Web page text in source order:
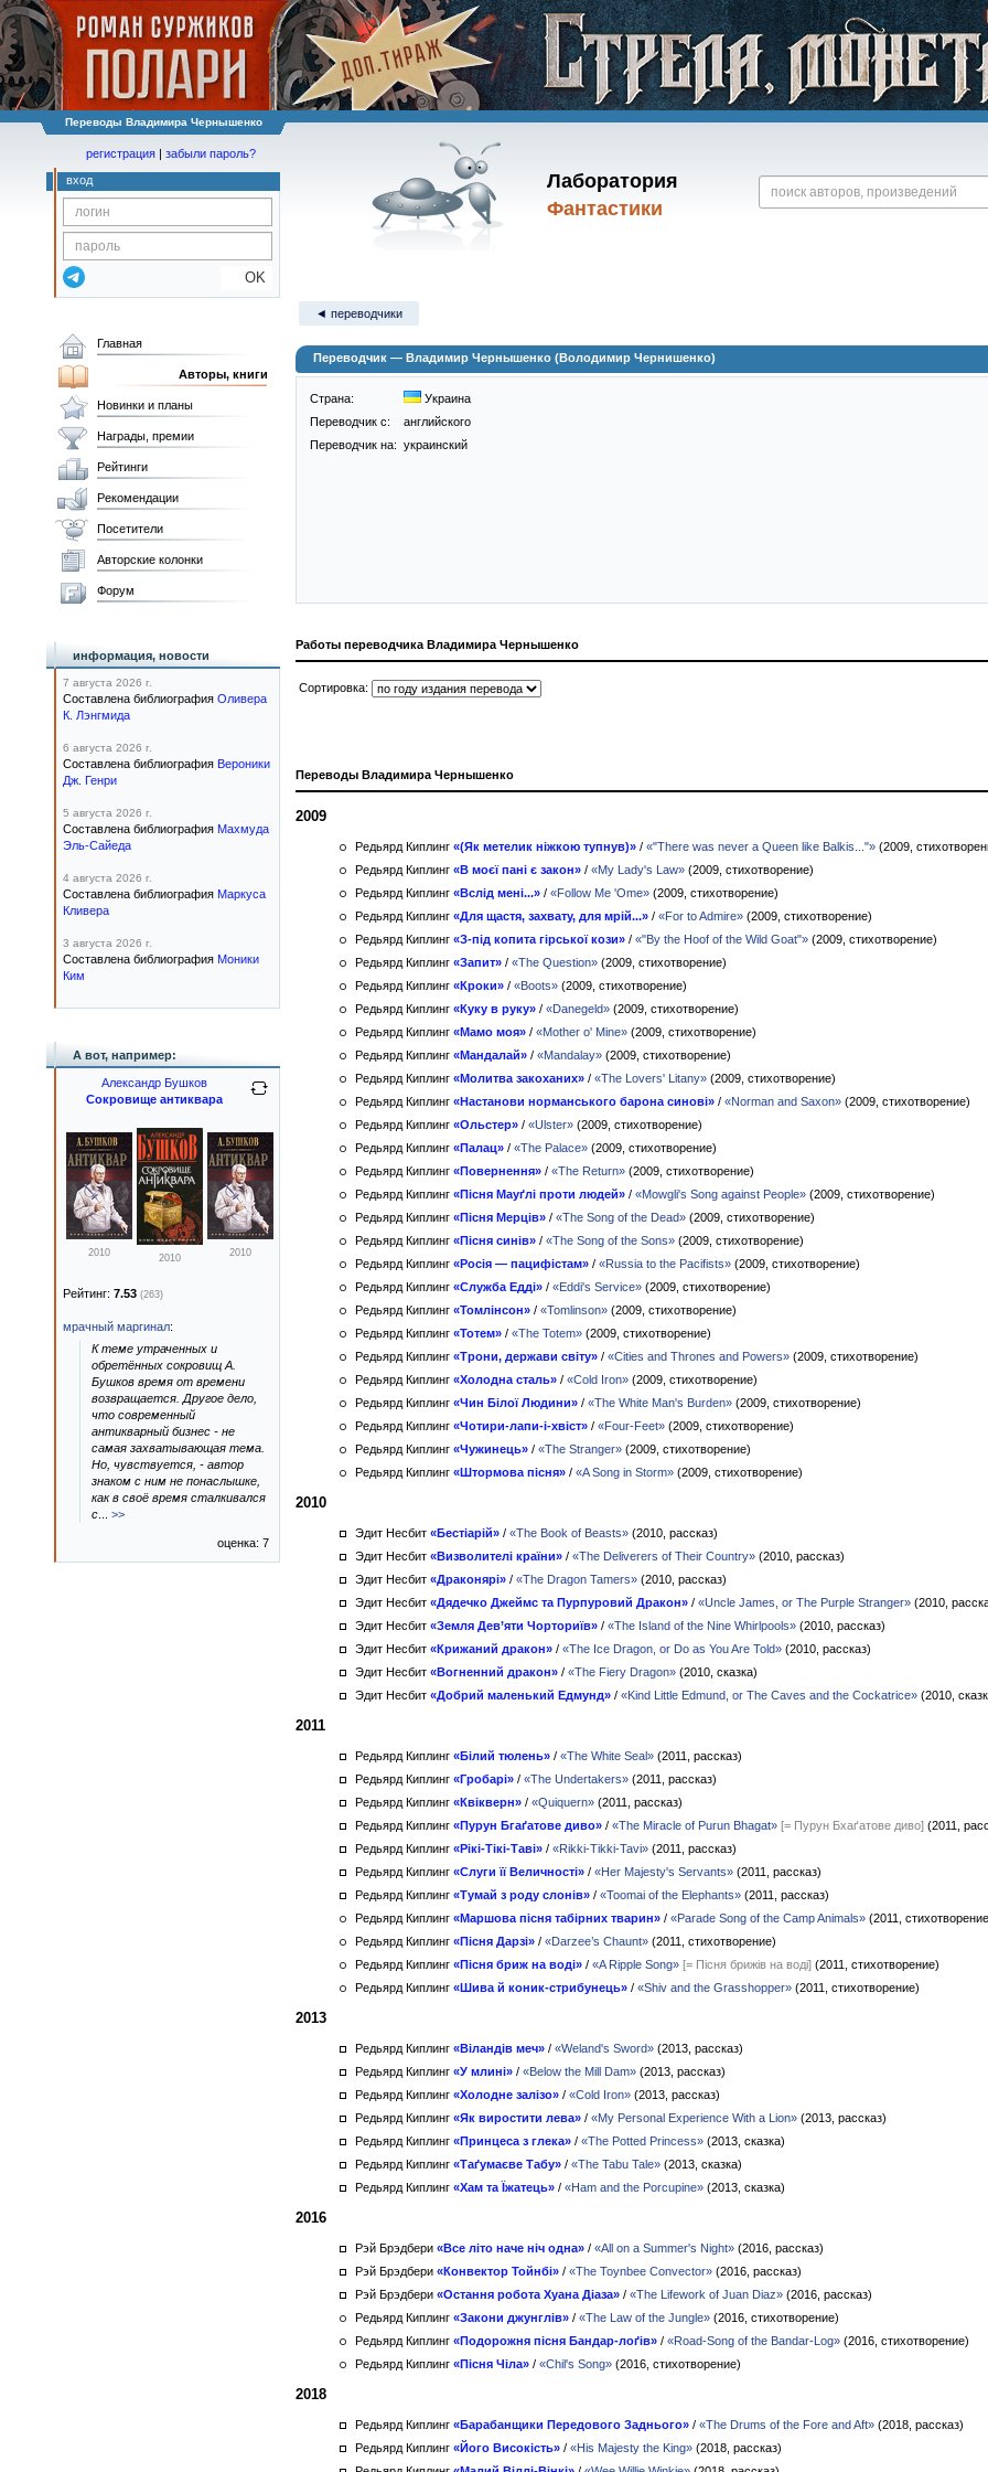
Переводы Владимира Чернышенко
Лаборатория
Фантастики
регистрация | забыли пароль?
вход
OK
◄ переводчики
Переводчик — Владимир Чернышенко (Володимир Чернишенко)
Страна:
Украина
Переводчик c:
английского
Переводчик на: украинский
Работы переводчика Владимира Чернышенко
Сортировка:
Переводы Владимира Чернышенко
2009
Редьярд Киплинг «(Як метелик ніжкою тупнув)» / «"There was never a Queen like Balkis..."» (2009,
Редьярд Киплинг «В моєї пані є закон» / «My Lady's Law» (2009, стихотворение)
Редьярд Киплинг «Вслід мені...» / «Follow Me 'Ome» (2009, стихотворение)
Редьярд Киплинг «Для щастя, захвату, для мрій...» / «For to Admire» (2009, стихотворение)
Редьярд Киплинг «З-під копита гірської кози» / «"By the Hoof of the Wild Goat"» (2009, стихотворение)
Редьярд Киплинг «Запит» / «The Question» (2009, стихотворение)
Редьярд Киплинг «Кроки» / «Boots» (2009, стихотворение)
Редьярд Киплинг «Куку в руку» / «Danegeld» (2009, стихотворение)
Редьярд Киплинг «Мамо моя» / «Mother o' Mine» (2009, стихотворение)
Редьярд Киплинг «Мандалай» / «Mandalay» (2009, стихотворение)
Редьярд Киплинг «Молитва закоханих» / «The Lovers' Litany» (2009, стихотворение)
Редьярд Киплинг «Настанови норманського барона синові» / «Norman and Saxon» (2009, стихотворение)
Редьярд Киплинг «Ольстер» / «Ulster» (2009, стихотворение)
Редьярд Киплинг «Палац» / «The Palace» (2009, стихотворение)
Редьярд Киплинг «Повернення» / «The Return» (2009, стихотворение)
Редьярд Киплинг «Пісня Мауґлі проти людей» / «Mowgli's Song against People» (2009, стихотворение)
Редьярд Киплинг «Пісня Мерців» / «The Song of the Dead» (2009, стихотворение)
Редьярд Киплинг «Пісня синів» / «The Song of the Sons» (2009, стихотворение)
Редьярд Киплинг «Росія — пацифістам» / «Russia to the Pacifists» (2009, стихотворение)
Редьярд Киплинг «Служба Едді» / «Eddi's Service» (2009, стихотворение)
Редьярд Киплинг «Томлінсон» / «Tomlinson» (2009, стихотворение)
Редьярд Киплинг «Тотем» / «The Totem» (2009, стихотворение)
Редьярд Киплинг «Трони, держави світу» / «Cities and Thrones and Powers» (2009, стихотворение)
Редьярд Киплинг «Холодна сталь» / «Cold Iron» (2009, стихотворение)
Редьярд Киплинг «Чин Білої Людини» / «The White Man's Burden» (2009, стихотворение)
Редьярд Киплинг «Чотири-лапи-і-хвіст» / «Four-Feet» (2009, стихотворение)
Редьярд Киплинг «Чужинець» / «The Stranger» (2009, стихотворение)
Редьярд Киплинг «Штормова пісня» / «A Song in Storm» (2009, стихотворение)
2010
Эдит Несбит «Бестіарій» / «The Book of Beasts» (2010, рассказ)
Эдит Несбит «Визволителі країни» / «The Deliverers of Their Country» (2010, рассказ)
Эдит Несбит «Драконярі» / «The Dragon Tamers» (2010, рассказ)
Эдит Несбит «Дядечко Джеймс та Пурпуровий Дракон» / «Uncle James, or The Purple Stranger» (2010,
Эдит Несбит «Земля Дев’яти Чорториїв» / «The Island of the Nine Whirlpools» (2010, рассказ)
Эдит Несбит «Крижаний дракон» / «The Ice Dragon, or Do as You Are Told» (2010, рассказ)
Эдит Несбит «Вогненний дракон» / «The Fiery Dragon» (2010, сказка)
Эдит Несбит «Добрий маленький Едмунд» / «Kind Little Edmund, or The Caves and the Cockatrice» (2010,
2011
Редьярд Киплинг «Білий тюлень» / «The White Seal» (2011, рассказ)
Редьярд Киплинг «Гробарі» / «The Undertakers» (2011, рассказ)
Редьярд Киплинг «Квікверн» / «Quiquern» (2011, рассказ)
Редьярд Киплинг «Пурун Бгаґатове диво» / «The Miracle of Purun Bhagat» [= Пурун Бхаґатове диво] (2011,
Редьярд Киплинг «Рікі-Тікі-Таві» / «Rikki-Tikki-Tavi» (2011, рассказ)
Редьярд Киплинг «Слуги її Величності» / «Her Majesty's Servants» (2011, рассказ)
Редьярд Киплинг «Тумай з роду слонів» / «Toomai of the Elephants» (2011, рассказ)
Редьярд Киплинг «Маршова пісня табірних тварин» / «Parade Song of the Camp Animals» (2011,
Редьярд Киплинг «Пісня Дарзі» / «Darzee’s Chaunt» (2011, стихотворение)
Редьярд Киплинг «Пісня бриж на воді» / «A Ripple Song» [= Пісня брижів на воді] (2011, стихотворение)
Редьярд Киплинг «Шива й коник-стрибунець» / «Shiv and the Grasshopper» (2011, стихотворение)
2013
Редьярд Киплинг «Віландів меч» / «Weland's Sword» (2013, рассказ)
Редьярд Киплинг «У млині» / «Below the Mill Dam» (2013, рассказ)
Редьярд Киплинг «Холодне залізо» / «Cold Iron» (2013, рассказ)
Редьярд Киплинг «Як виростити лева» / «My Personal Experience With a Lion» (2013, рассказ)
Редьярд Киплинг «Принцеса з глека» / «The Potted Princess» (2013, сказка)
Редьярд Киплинг «Таґумаєве Табу» / «The Tabu Tale» (2013, сказка)
Редьярд Киплинг «Хам та Їжатець» / «Ham and the Porcupine» (2013, сказка)
2016
Рэй Брэдбери «Все літо наче ніч одна» / «All on a Summer's Night» (2016, рассказ)
Рэй Брэдбери «Конвектор Тойнбі» / «The Toynbee Convector» (2016, рассказ)
Рэй Брэдбери «Остання робота Хуана Діаза» / «The Lifework of Juan Diaz» (2016, рассказ)
Редьярд Киплинг «Закони джунглів» / «The Law of the Jungle» (2016, стихотворение)
Редьярд Киплинг «Подорожня пісня Бандар-лоґів» / «Road-Song of the Bandar-Log» (2016, стихотворение)
Редьярд Киплинг «Пісня Чіла» / «Chil's Song» (2016, стихотворение)
2018
Редьярд Киплинг «Барабанщики Передового Заднього» / «The Drums of the Fore and Aft» (2018, рассказ)
Редьярд Киплинг «Його Високість» / «His Majesty the King» (2018, рассказ)
Главная
Авторы, книги
Новинки и планы
Награды, премии
Рейтинги
Рекомендации
Посетители
Авторские колонки
Форум
информация, новости
7 августа 2026 г.
Составлена библиография Оливера
К. Лэнгмида
6 августа 2026 г.
Составлена библиография Вероники
Дж. Генри
5 августа 2026 г.
Составлена библиография Махмуда
Эль-Сайеда
4 августа 2026 г.
Составлена библиография Маркуса
Кливера
3 августа 2026 г.
Составлена библиография Моники
Ким
А вот, например:
Александр Бушков
Сокровище антиквара
2010 2010 2010
Рейтинг: 7.53 (263)
мрачный маргинал:
К теме утраченных и
обретённых сокровищ А.
Бушков время от времени
возвращается. Другое дело,
что современный
антикварный бизнес - не
самая захватывающая тема.
Но, чувствуется, - автор
знаком с ним не понаслышке,
как в своё время сталкивался
с
>>
оценка: 7